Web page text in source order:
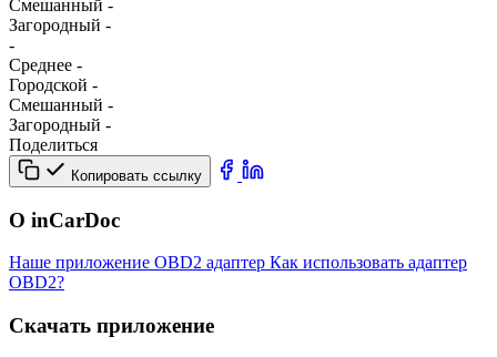
Смешанный -
Загородный -
-
Среднее -
Городской -
Смешанный -
Загородный -
Поделиться
Копировать ссылку
О inCarDoc
Наше приложение OBD2 адаптер Как использовать адаптер
OBD2?
Скачать приложение